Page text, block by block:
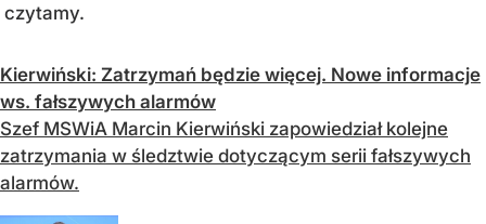
czytamy.
Kierwiński: Zatrzymań będzie więcej. Nowe informacje
ws. fałszywych alarmów
Szef MSWiA Marcin Kierwiński zapowiedział kolejne
zatrzymania w śledztwie dotyczącym serii fałszywych
alarmów.